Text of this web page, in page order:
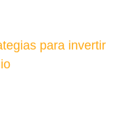
para invertir